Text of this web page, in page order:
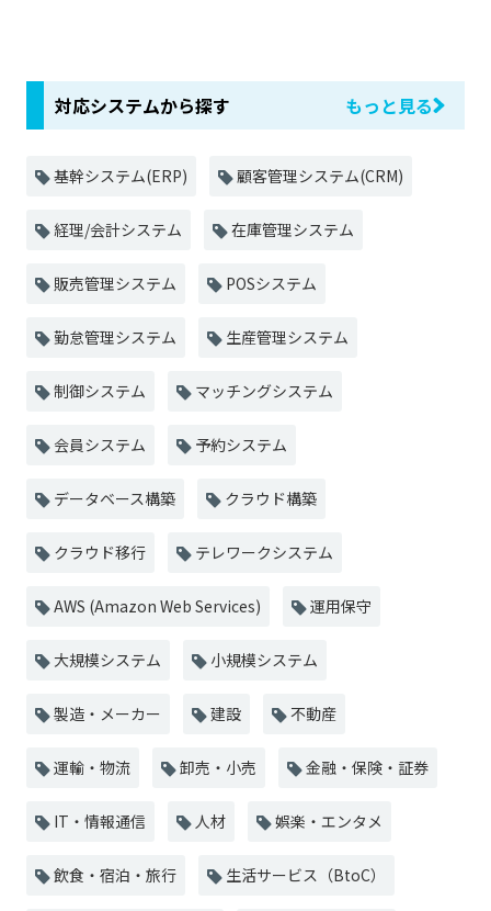
対応システムから探す もっと見る
基幹システム(ERP) 顧客管理システム(CRM)
経理/会計システム 在庫管理システム
販売管理システム POSシステム
勤怠管理システム 生産管理システム
制御システム マッチングシステム
会員システム 予約システム
データベース構築 クラウド構築
クラウド移行 テレワークシステム
AWS (Amazon Web Services) 運用保守
大規模システム 小規模システム
製造・メーカー 建設 不動産
運輸・物流 卸売・小売 金融・保険・証券
IT・情報通信 人材 娯楽・エンタメ
飲食・宿泊・旅行 生活サービス（BtoC）